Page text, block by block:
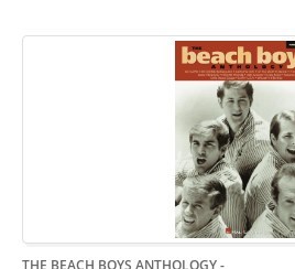
THE BEACH BOYS ANTHOLOGY-